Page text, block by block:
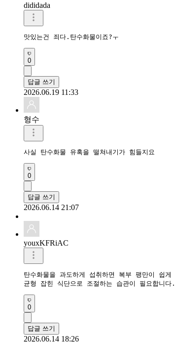
dididada
맛있는건 죄다.탄수화물이죠?ㅜ
0
답글 쓰기
2026.06.19 11:33
형수
사실 탄수화물 유혹을 떨쳐내기가 힘들지요
0
답글 쓰기
2026.06.14 21:07
youxKFRiAC
탄수화물을 과도하게 섭취하면 복부 팽만이 쉽게
균형 잡힌 식단으로 조절하는 습관이 필요합니다.
0
답글 쓰기
2026.06.14 18:26